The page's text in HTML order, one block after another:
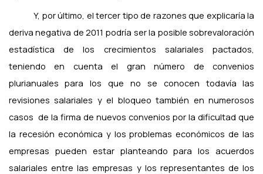
Y, por último, el tercer tipo de razones que explicaría la
deriva negativa de 2011 podría ser la posible sobrevaloración
estadística de los crecimientos salariales pactados,
teniendo en cuenta el gran número de convenios
plurianuales para los que no se conocen todavía las
revisiones salariales y el bloqueo también en numerosos
casos de la firma de nuevos convenios por la dificultad que
la recesión económica y los problemas económicos de las
empresas pueden estar planteando para los acuerdos
salariales entre las empresas y los representantes de los